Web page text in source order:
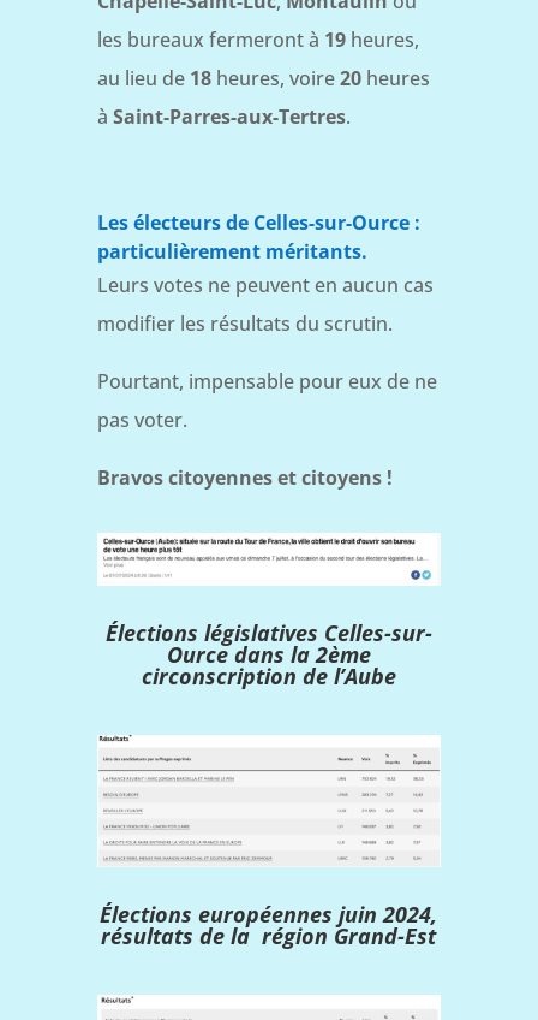
les bureaux fermeront à 19heures,
au lieu de 18heures, voire20heures
à Saint-Parres-aux-Tertres.
Les électeurs de Celles-sur-Ource :
particulièrement méritants.
Leurs votes ne peuvent en aucun cas
modifier les résultats du scrutin.
Pourtant, impensable pour eux de ne
pas voter.
Bravos citoyennes et citoyens !
Élections législatives Celles-sur-
Ource dans la 2ème
circonscription de l’Aube
Élections européennes juin 2024,
résultats de la région Grand-Est